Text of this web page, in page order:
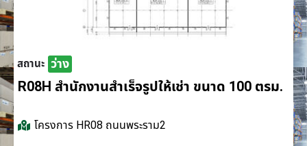
สถานะ ว่าง
R08H สำนักงานสำเร็จรูปให้เช่า ขนาด 100 ตรม.
โครงการ HR08 ถนนพระราม2